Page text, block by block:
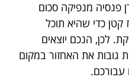
פנסיה מנפיקה סכום
קטן כדי שהיא תוכל
לכן, הנכם יוצאים
גובות את האחזור במקום
עבורכם.